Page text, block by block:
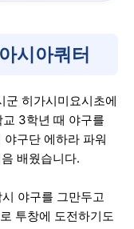
시아쿼터
히가시미요시초에
3학년 때 야구를
구단 에하라 파워
배웠습니다.
야구를 그만두고
투창에 도전하기도